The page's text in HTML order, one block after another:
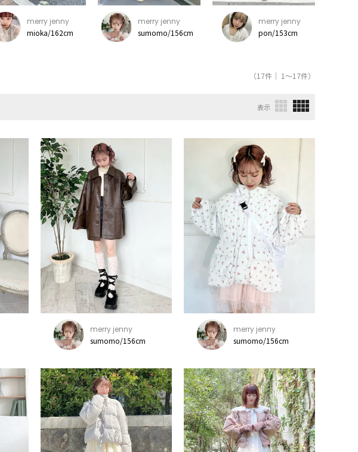
merry jenny
mioka/162cm
merry jenny
sumomo/156cm
merry jenny
pon/153cm
（17件｜ 1～17件）
表示
merry jenny
sumomo/156cm
merry jenny
sumomo/156cm